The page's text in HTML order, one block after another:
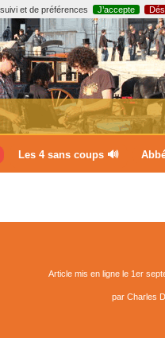
et de préférences J’accepte
Les 4 sans coups 🔊
Article mis en ligne le 1er
par Charles